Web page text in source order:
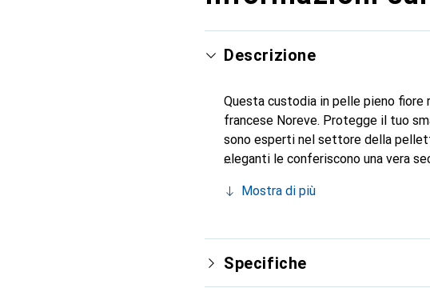
Descrizione
Questa custodia in pelle pieno
francese Noreve. Protegge il tuo
sono esperti nel settore della
eleganti le conferiscono una vera
scelta sicura per una clientela
Mostra di più
Specifiche